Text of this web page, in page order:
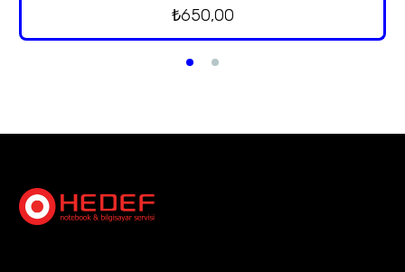
₺650,00